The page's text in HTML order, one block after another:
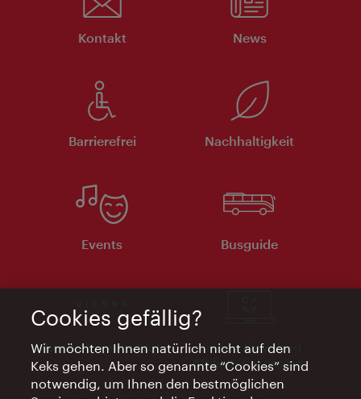
Kontakt News
Barrierefrei Nachhaltigkeit
Events Busguide
Vienna Experts Club
Vienna City Card
Affiliate Programm
Cookies gefällig?
Wir möchten Ihnen natürlich nicht auf den
Keks gehen. Aber so genannte “Cookies” sind
notwendig, um Ihnen den bestmöglichen